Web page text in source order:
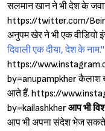
सलमान खान ने भी देश के
https://twitter.com/
अनुपम खेर ने भी एक वीडियो
दिवाली एक दीया, देश के नाम.''
https://
by=anupampkher कैलाश
आते हैं. https://
by=kailashkher आप भी
आप भी अपना संदेश भेज सकते